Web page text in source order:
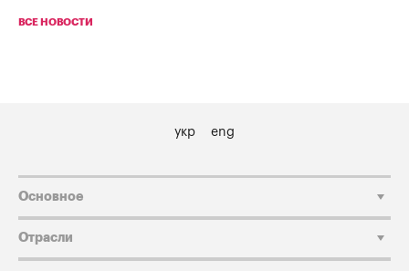
ВСЕ НОВОСТИ
укр eng
Основное
Отрасли